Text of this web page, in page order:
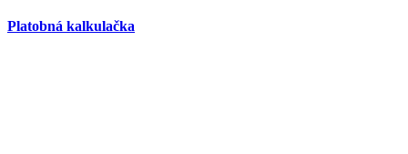
Platobná kalkulačka